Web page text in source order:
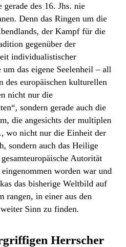
des 16. Jhs. nie
Denn das Ringen um die
der Kampf für die
gegenüber der
individualistischer
um das eigene Seelenheil – all
des europäischen kulturellen
nicht nur die
sondern gerade auch die
die angesichts der multiplen
wo nicht nur die Einheit der
sondern auch das Heilige
Autorität
worden war und
das bisherige Weltbild auf
rangen, in einer aus den
Sinn zu finden.
Herrscher